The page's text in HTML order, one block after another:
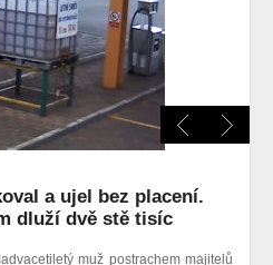
a ujel bez placení.
dluží dvě stě tisíc
muž postrachem majitelů